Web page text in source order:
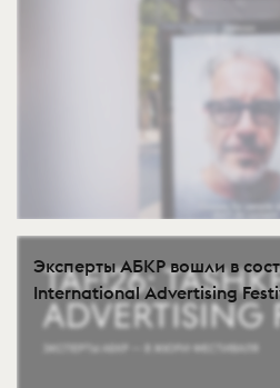
Эксперты АБКР вошли в
International Advertising